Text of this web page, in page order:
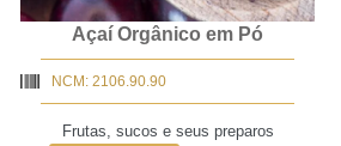
Açaí Orgânico em Pó
NCM: 2106.90.90
Frutas, sucos e seus preparos